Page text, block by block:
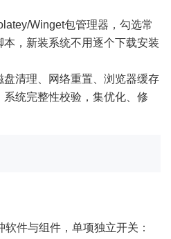
Winget包管理器，勾选常
，新装系统不用逐个下载安装
盘清理、网络重置、浏览器缓存
统完整性校验，集优化、修
件与组件，单项独立开关：